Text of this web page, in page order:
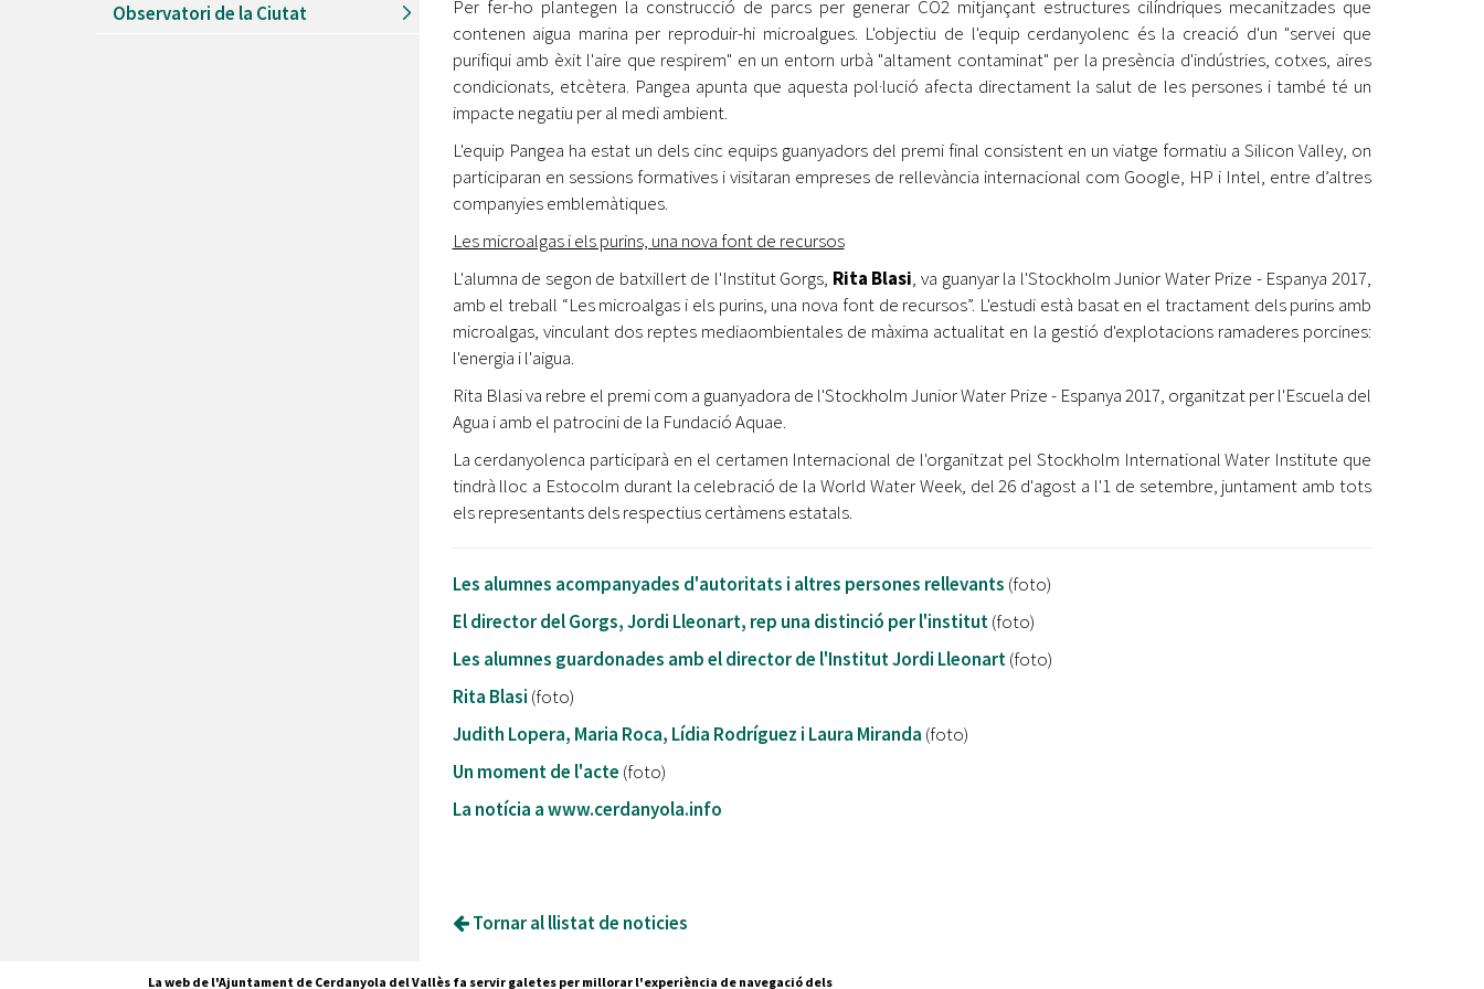
Observatori de la Ciutat
Per fer-ho plantegen la construcció de parcs per generar CO2 mitjançant estructures cilíndriques mecanitzades que
contenen aigua marina per reproduir-hi microalgues. L'objectiu de l'equip cerdanyolenc és la creació d'un "servei que
purifiqui amb èxit l'aire que respirem" en un entorn urbà "altament contaminat" per la presència d'indústries, cotxes, aires
condicionats, etcètera. Pangea apunta que aquesta pol·lució afecta directament la salut de les persones i també té un
impacte negatiu per al medi ambient.
L'equip Pangea ha estat un dels cinc equips guanyadors del premi final consistent en un viatge formatiu a Silicon Valley, on
participaran en sessions formatives i visitaran empreses de rellevància internacional com Google, HP i Intel, entre d’altres
companyies emblemàtiques.
Les microalgas i els purins, una nova font de recursos
L'alumna de segon de batxillert de l'Institut Gorgs, Rita Blasi, va guanyar la l'Stockholm Junior Water Prize - Espanya 2017,
amb el treball “Les microalgas i els purins, una nova font de recursos”. L'estudi està basat en el tractament dels purins amb
microalgas, vinculant dos reptes mediaombientales de màxima actualitat en la gestió d'explotacions ramaderes porcines:
l'energia i l'aigua.
Rita Blasi va rebre el premi com a guanyadora de l'Stockholm Junior Water Prize - Espanya 2017, organitzat per l'Escuela del
Agua i amb el patrocini de la Fundació Aquae.
La cerdanyolenca participarà en el certamen Internacional de l'organitzat pel Stockholm International Water Institute que
tindrà lloc a Estocolm durant la celebració de la World Water Week, del 26 d'agost a l'1 de setembre, juntament amb tots
els representants dels respectius certàmens estatals.
Les alumnes acompanyades d'autoritats i altres persones rellevants (foto)
El director del Gorgs, Jordi Lleonart, rep una distinció per l'institut(foto)
Les alumnes guardonades amb el director de l'Institut Jordi Lleonart(foto)
Rita Blasi (foto)
Judith Lopera, Maria Roca, Lídia Rodríguez i Laura Miranda (foto)
Un moment de l'acte (foto)
La notícia a www.cerdanyola.info
Tornar al llistat de noticies
La web de l'Ajuntament de Cerdanyola del Vallès fa servir galetes per millorar l'experiència de navegació dels